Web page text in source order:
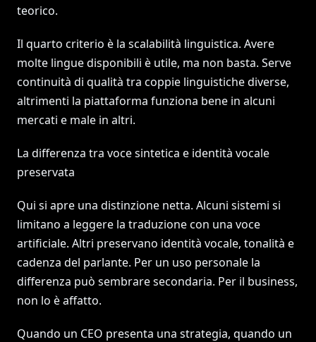
teorico.
Il quarto criterio è la scalabilità linguistica. Avere
molte lingue disponibili è utile, ma non basta. Serve
continuità di qualità tra coppie linguistiche diverse,
altrimenti la piattaforma funziona bene in alcuni
mercati e male in altri.
La differenza tra voce sintetica e identità vocale
preservata
Qui si apre una distinzione netta. Alcuni sistemi si
limitano a leggere la traduzione con una voce
artificiale. Altri preservano identità vocale, tonalità e
cadenza del parlante. Per un uso personale la
differenza può sembrare secondaria. Per il business,
non lo è affatto.
Quando un CEO presenta una strategia, quando un